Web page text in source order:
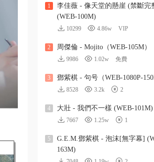
1
李佳薇 - 像天堂的懸崖 (禁斷完
(WEB-100M)
10299 4.86w VIP
2 周傑倫 - Mojito（WEB-105M）
9986 1.02w 免費
3 鄧紫棋 - 句号（WEB-1080P-
8528 3.2k 2
4 大壯 - 我們不一樣 (WEB-101M)
7667 1.25w 1
5
G.E.M.鄧紫棋 - 泡沫[無字幕]
163M)